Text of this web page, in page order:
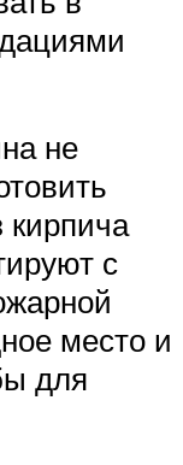
не
с
место и
для